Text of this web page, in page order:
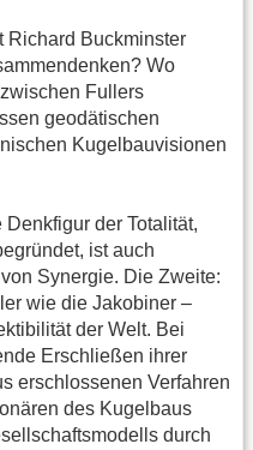
Richard Buckminster
Wo
Fullers
geodätischen
Kugelbauvisionen
der Totalität,
ist auch
Synergie. Die Zweite:
wie die Jakobiner –
der Welt. Bei
Erschließen ihrer
erschlossenen Verfahren
des Kugelbaus
durch